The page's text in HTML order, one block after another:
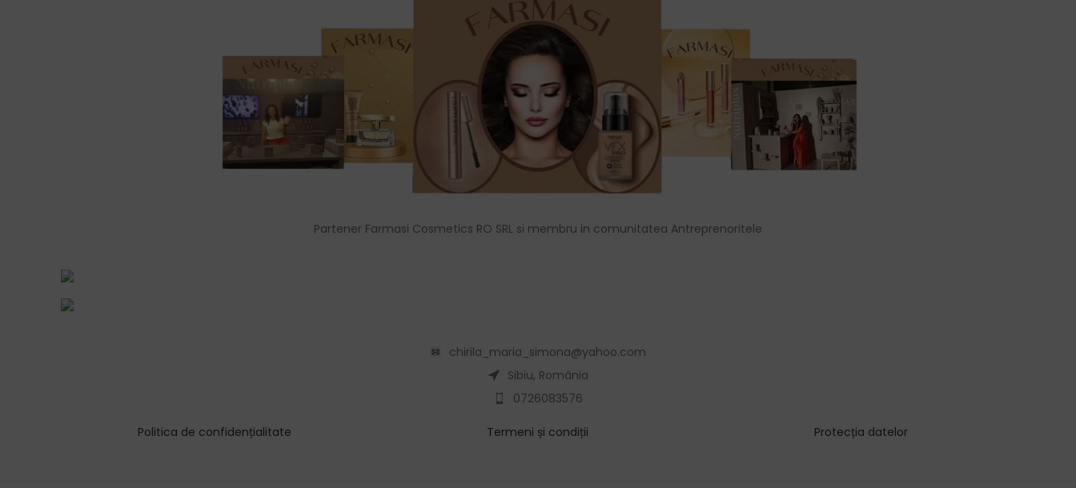
Partener Farmasi Cosmetics RO SRL si membru in comunitatea Antreprenoritele
chirila_maria_simona@yahoo.com
Sibiu, România
0726083576
Politica de confidențialitate Termeni și condiții Protecția datelor